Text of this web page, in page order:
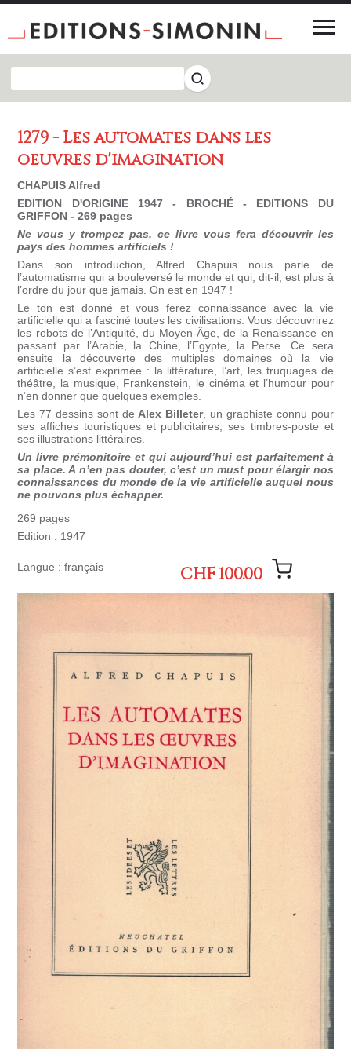
1279 - Les automates dans les
oeuvres d'imagination
CHAPUIS Alfred
EDITION D'ORIGINE 1947 - BROCHÉ - EDITIONS DU
GRIFFON - 269 pages
Ne vous y trompez pas, ce livre vous fera découvrir les
pays des hommes artificiels !
Dans son introduction, Alfred Chapuis nous parle de
l’automatisme qui a bouleversé le monde et qui, dit-il, est plus à
l’ordre du jour que jamais. On est en 1947 !
Le ton est donné et vous ferez connaissance avec la vie
artificielle qui a fasciné toutes les civilisations. Vous découvrirez
les robots de l’Antiquité, du Moyen-Âge, de la Renaissance en
passant par l’Arabie, la Chine, l’Egypte, la Perse. Ce sera
ensuite la découverte des multiples domaines où la vie
artificielle s’est exprimée : la littérature, l’art, les truquages de
théâtre, la musique, Frankenstein, le cinéma et l’humour pour
n’en donner que quelques exemples.
Les 77 dessins sont deAlex Billeter, un graphiste connu pour
ses affiches touristiques et publicitaires, ses timbres-poste et
ses illustrations littéraires.
Un livre prémonitoire et qui aujourd’hui est parfaitement à
sa place. A n’en pas douter, c’est un must pour élargir nos
connaissances du monde de la vie artificielle auquel nous
ne pouvons plus échapper.
269 pages
Edition : 1947
Langue : français CHF 100.00